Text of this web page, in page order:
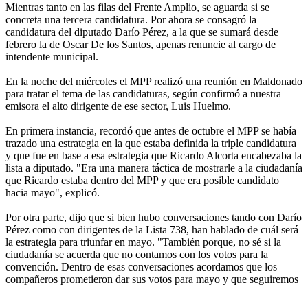
Mientras tanto en las filas del Frente Amplio, se aguarda si se
concreta una tercera candidatura. Por ahora se consagró la
candidatura del diputado Darío Pérez, a la que se sumará desde
febrero la de Oscar De los Santos, apenas renuncie al cargo de
intendente municipal.
En la noche del miércoles el MPP realizó una reunión en Maldonado
para tratar el tema de las candidaturas, según confirmó a nuestra
emisora el alto dirigente de ese sector, Luis Huelmo.
En primera instancia, recordó que antes de octubre el MPP se había
trazado una estrategia en la que estaba definida la triple candidatura
y que fue en base a esa estrategia que Ricardo Alcorta encabezaba la
lista a diputado. "Era una manera táctica de mostrarle a la ciudadanía
que Ricardo estaba dentro del MPP y que era posible candidato
hacia mayo", explicó.
Por otra parte, dijo que si bien hubo conversaciones tando con Darío
Pérez como con dirigentes de la Lista 738, han hablado de cuál será
la estrategia para triunfar en mayo. "También porque, no sé si la
ciudadanía se acuerda que no contamos con los votos para la
convención. Dentro de esas conversaciones acordamos que los
compañeros prometieron dar sus votos para mayo y que seguiremos